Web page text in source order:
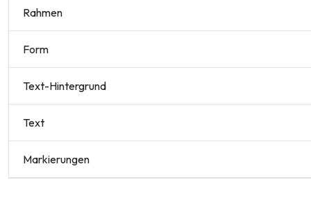
Rahmen
Form
Text-Hintergrund
Text
Markierungen